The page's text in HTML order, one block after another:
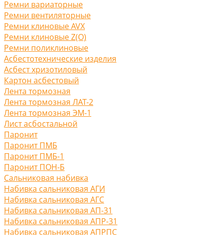
Ремни вариаторные
Ремни вентиляторные
Ремни клиновые AVX
Ремни клиновые Z(O)
Ремни поликлиновые
Асбестотехнические изделия
Асбест хризотиловый
Картон асбестовый
Лента тормозная
Лента тормозная ЛАТ-2
Лента тормозная ЭМ-1
Лист асбостальной
Паронит
Паронит ПМБ
Паронит ПМБ-1
Паронит ПОН-Б
Сальниковая набивка
Набивка сальниковая АГИ
Набивка сальниковая АГС
Набивка сальниковая АП-31
Набивка сальниковая АПР-31
Набивка сальниковая АПРПС